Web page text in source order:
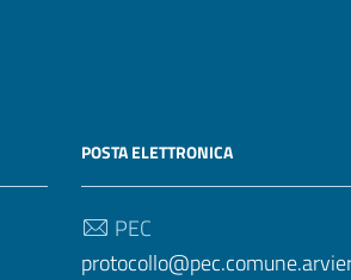
POSTA ELETTRONICA
PEC